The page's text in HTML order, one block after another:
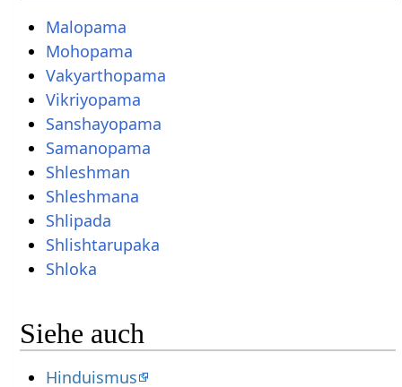
Malopama
Mohopama
Vakyarthopama
Vikriyopama
Sanshayopama
Samanopama
Shleshman
Shleshmana
Shlipada
Shlishtarupaka
Shloka
Siehe auch
Hinduismus